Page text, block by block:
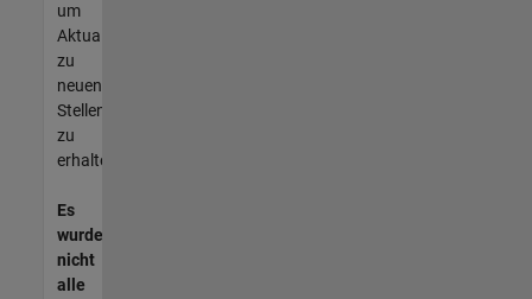
um
Aktualisierungen
zu
neuen
Stellenangeboten
zu
erhalten.
Es
wurden
nicht
alle